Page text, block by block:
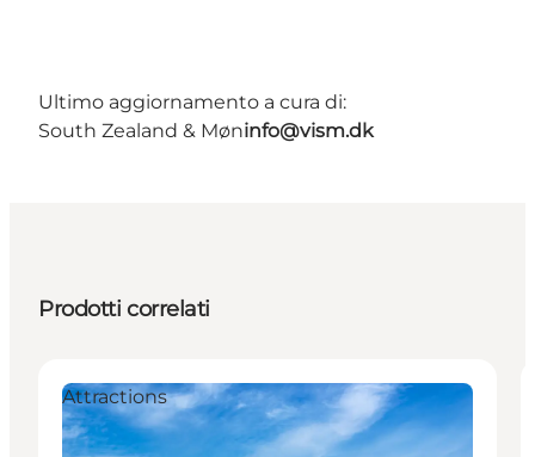
Ultimo aggiornamento a cura di:
South Zealand & Møninfo@vism.dk
Prodotti correlati
Attractions